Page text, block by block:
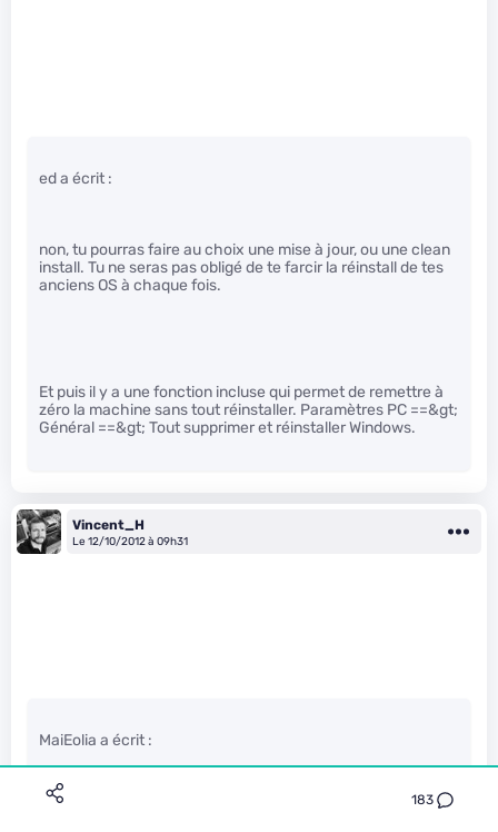
183
ed a écrit :
non, tu pourras faire au choix une mise à jour, ou une clean
install. Tu ne seras pas obligé de te farcir la réinstall de tes
anciens OS à chaque fois.
Et puis il y a une fonction incluse qui permet de remettre à
zéro la machine sans tout réinstaller. Paramètres PC ==&gt;
Général ==&gt; Tout supprimer et réinstaller Windows.
Vincent_H
Le 12/10/2012 à 09h31
MaiEolia a écrit :
Du coup impossible d’upgrade un Pc vers win 8 et d’installé